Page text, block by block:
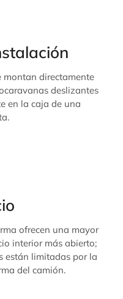
montan directamente
deslizantes
en la caja de una
ofrecen una mayor
interior más abierto;
están limitadas por la
del camión.